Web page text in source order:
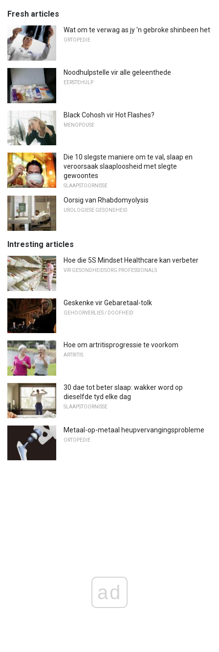
Fresh articles
Wat om te verwag as jy 'n gebroke shinbeen het
ORTOPEDIE
Noodhulpstelle vir alle geleenthede
EERSTEHULP
Black Cohosh vir Hot Flashes?
MENOPOUSE
Die 10 slegste maniere om te val, slaap en
veroorsaak slaaploosheid met slegte
gewoontes
SLAAPSTOORNISSE
Oorsig van Rhabdomyolysis
UROLOGIESE GESONDHEID
Intresting articles
Hoe die 5S Mindset Healthcare kan verbeter
VIR GESONDHEIDSORG PROFESSIONALS
Geskenke vir Gebaretaal-tolk
GEHOORVERLIES / DOOFHEID
Hoe om artritisprogressie te voorkom
ARTRITIS
30 dae tot beter slaap: wakker word op
dieselfde tyd elke dag
SLAAPSTOORNISSE
Metaal-op-metaal heupvervangingsprobleme
ORTOPEDIE
ad